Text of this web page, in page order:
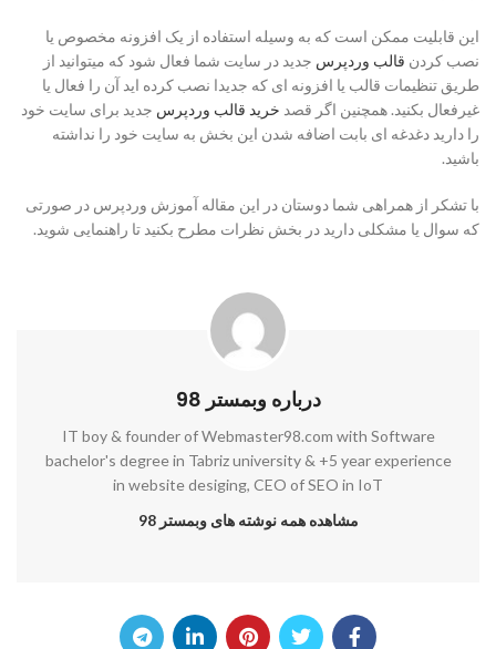
این قابلیت ممکن است که به وسیله استفاده از یک افزونه مخصوص یا
نصب کردن قالب وردپرس جدید در سایت شما فعال شود که میتوانید از
طریق تنظیمات قالب یا افزونه ای که جدیدا نصب کرده اید آن را فعال یا
غیرفعال بکنید. همچنین اگر قصد خرید قالب وردپرس جدید برای سایت خود
را دارید دغدغه ای بابت اضافه شدن این بخش به سایت خود را نداشته
باشید.
با تشکر از همراهی شما دوستان در این مقاله آموزش وردپرس در صورتی
که سوال یا مشکلی دارید در بخش نظرات مطرح بکنید تا راهنمایی شوید.
درباره وبمستر 98
IT boy & founder of Webmaster98.com with Software
bachelor's degree in Tabriz university & +5 year experience
in website desiging, CEO of SEO in IoT
مشاهده همه نوشته های وبمستر 98